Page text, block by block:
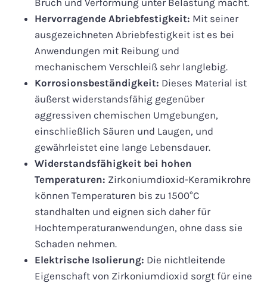
Bruch und Verformung unter Belastung macht.
Hervorragende Abriebfestigkeit: Mit seiner
ausgezeichneten Abriebfestigkeit ist es bei
Anwendungen mit Reibung und
mechanischem Verschleiß sehr langlebig.
Korrosionsbeständigkeit: Dieses Material ist
äußerst widerstandsfähig gegenüber
aggressiven chemischen Umgebungen,
einschließlich Säuren und Laugen, und
gewährleistet eine lange Lebensdauer.
Widerstandsfähigkeit bei hohen
Temperaturen: Zirkoniumdioxid-Keramikrohre
können Temperaturen bis zu 1500°C
standhalten und eignen sich daher für
Hochtemperaturanwendungen, ohne dass sie
Schaden nehmen.
Elektrische Isolierung: Die nichtleitende
Eigenschaft von Zirkoniumdioxid sorgt für eine